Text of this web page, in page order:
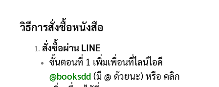
วิธีการสั่งซื้อหนังสือ
สั่งซื้อผ่าน LINE
ขั้นตอนที่ 1 เพิ่มเพื่อนที่ไลน์ไอดี
@booksdd (มี @ ด้วยนะ) หรือ คลิก